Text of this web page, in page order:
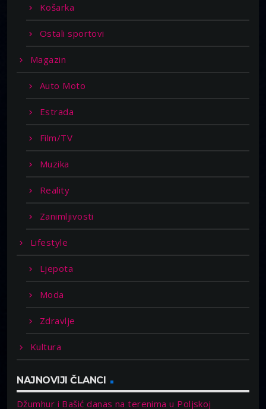
Košarka
Ostali sportovi
Magazin
Auto Moto
Estrada
Film/TV
Muzika
Reality
Zanimljivosti
Lifestyle
Ljepota
Moda
Zdravlje
Kultura
NAJNOVIJI ČLANCI
Džumhur i Bašić danas na terenima u Poljskoj